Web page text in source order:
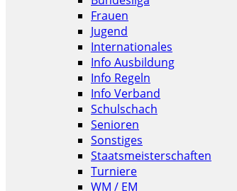
Frauen
Jugend
Internationales
Info Ausbildung
Info Regeln
Info Verband
Schulschach
Senioren
Sonstiges
Staatsmeisterschaften
Turniere
WM / EM